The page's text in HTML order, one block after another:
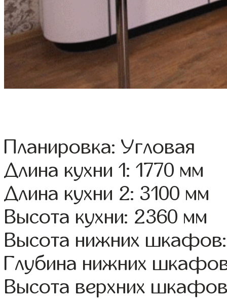
Планировка: Угловая
Длина кухни 1: 1770 мм
Длина кухни 2: 3100 мм
Высота кухни: 2360 мм
Высота нижних
Глубина нижних
Высота верхних